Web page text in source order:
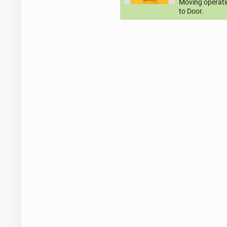
Moving
to Door.